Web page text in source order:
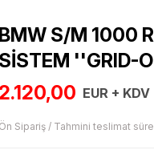
BMW S/M 1000
SİSTEM ''GRID-
2.120,00 EUR + KDV
Ön Sipariş / Tahmini teslimat